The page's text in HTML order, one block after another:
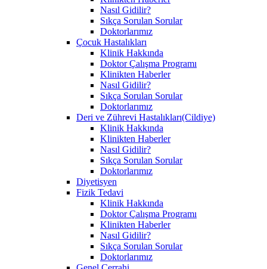
Nasıl Gidilir?
Sıkça Sorulan Sorular
Doktorlarımız
Çocuk Hastalıkları
Klinik Hakkında
Doktor Çalışma Programı
Klinikten Haberler
Nasıl Gidilir?
Sıkça Sorulan Sorular
Doktorlarımız
Deri ve Zührevi Hastalıkları(Cildiye)
Klinik Hakkında
Klinikten Haberler
Nasıl Gidilir?
Sıkça Sorulan Sorular
Doktorlarımız
Diyetisyen
Fizik Tedavi
Klinik Hakkında
Doktor Çalışma Programı
Klinikten Haberler
Nasıl Gidilir?
Sıkça Sorulan Sorular
Doktorlarımız